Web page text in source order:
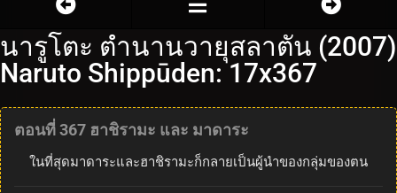
นารูโตะ ตำนานวายุสลาตัน (2007)
Naruto Shippūden: 17x367
ตอนที่ 367 ฮาชิรามะ และ มาดาระ
ในที่สุดมาดาระและฮาชิรามะก็กลายเป็นผู้นำของกลุ่มของตน